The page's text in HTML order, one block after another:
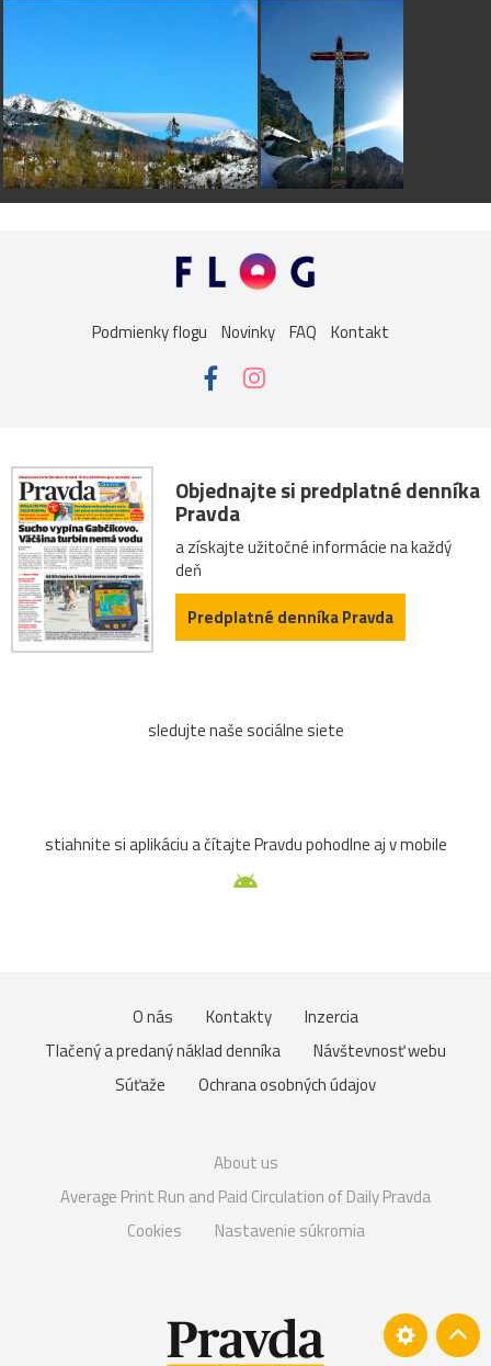
Podmienky flogu Novinky FAQ Kontakt
Objednajte si predplatné denníka
Pravda
a získajte užitočné informácie na každý
deň
Predplatné denníka Pravda
sledujte naše sociálne siete
stiahnite si aplikáciu a čítajte Pravdu pohodlne aj v mobile
O nás Kontakty
Inzercia
Tlačený a predaný náklad denníka
Návštevnosť webu
Súťaže
Ochrana osobných údajov
About us
Average Print Run and Paid Circulation of Daily Pravda
Cookies
Nastavenie súkromia